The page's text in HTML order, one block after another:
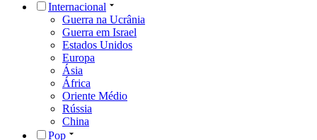
Internacional
Guerra na Ucrânia
Guerra em Israel
Estados Unidos
Europa
Ásia
África
Oriente Médio
Rússia
China
Pop